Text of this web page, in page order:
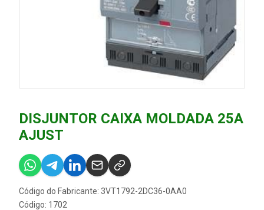
DISJUNTOR CAIXA MOLDADA 25A
AJUST
Código do Fabricante: 3VT1792-2DC36-0AA0
Código: 1702